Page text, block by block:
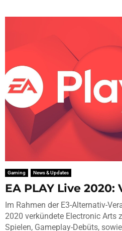
Gaming News & Updates
EA PLAY Live
Im Rahmen der E3-Alternativ-
2020 verkündete Electronic Arts
Spielen, Gameplay-Debüts,